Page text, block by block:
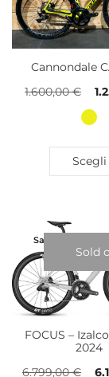
Cannondale
1.600,00€
Scegli
Sale!
Sold
FOCUS –
2024
6.799,00€